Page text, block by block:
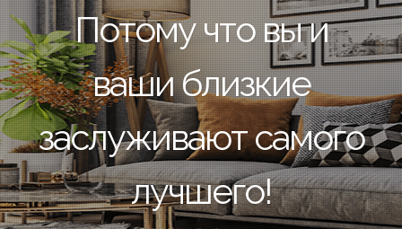
Потому что вы и
ваши близкие
заслуживают самого
лучшего!